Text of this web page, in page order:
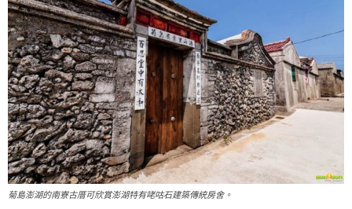
菊島澎湖的南寮古厝可欣賞澎湖特有咾咕石建築傳統房舍。